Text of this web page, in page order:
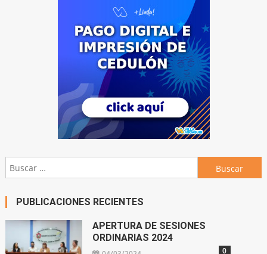
Buscar:
PUBLICACIONES RECIENTES
APERTURA DE SESIONES
ORDINARIAS 2024
0